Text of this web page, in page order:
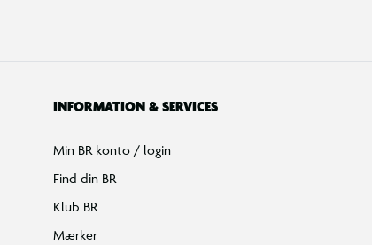
INFORMATION & SERVICES
Min BR konto / login
Find din BR
Klub BR
Mærker